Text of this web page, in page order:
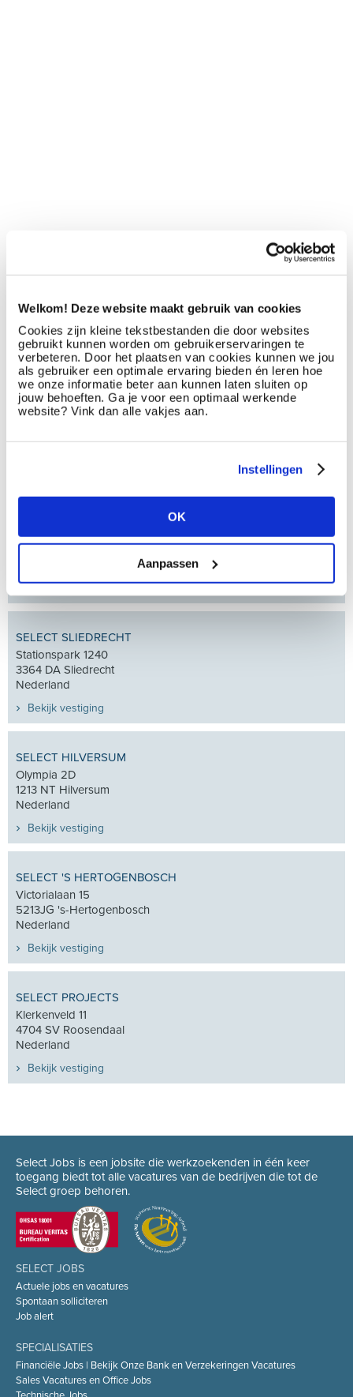
Welkom! Deze website maakt gebruik van cookies
Cookies zijn kleine tekstbestanden die door websites
gebruikt kunnen worden om gebruikerservaringen te
verbeteren. Door het plaatsen van cookies kunnen we jou
als gebruiker een optimale ervaring bieden én leren hoe
we onze informatie beter aan kunnen laten sluiten op
jouw behoeften. Ga je voor een optimaal werkende
website? Vink dan alle vakjes aan.
Instellingen
OK
Aanpassen
Neptunusstraat 17
2132 JA Hoofddorp
Bekijk vestiging
SELECT SLIEDRECHT
Stationspark 1240
3364 DA Sliedrecht
Nederland
Bekijk vestiging
SELECT HILVERSUM
Olympia 2D
1213 NT Hilversum
Nederland
Bekijk vestiging
SELECT 'S HERTOGENBOSCH
Victorialaan 15
5213JG 's-Hertogenbosch
Nederland
Bekijk vestiging
SELECT PROJECTS
Klerkenveld 11
4704 SV Roosendaal
Nederland
Bekijk vestiging
Select Jobs is een jobsite die werkzoekenden in één keer
toegang biedt tot alle vacatures van de bedrijven die tot de
Select groep behoren.
SELECT JOBS
Actuele jobs en vacatures
Spontaan solliciteren
Job alert
SPECIALISATIES
Financiële Jobs | Bekijk Onze Bank en Verzekeringen Vacatures
Sales Vacatures en Office Jobs